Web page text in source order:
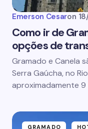
Emerson Cesaron
Como ir de
opções de
Gramado e Canela
Serra Gaúcha, no
aproximadamente 9
GRAMADO